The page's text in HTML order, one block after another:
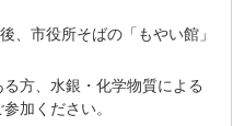
、市役所そばの「もやい館」
方、水銀・化学物質による
加ください。